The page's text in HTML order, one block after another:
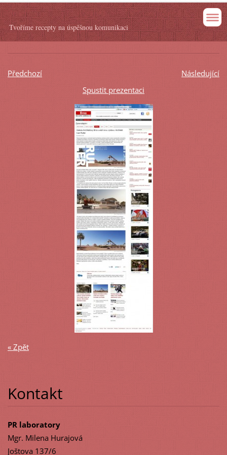
Tvoříme recepty na úspěšnou komunikaci
Předchozí
Následující
Spustit prezentaci
« Zpět
Kontakt
PR laboratory
Mgr. Milena Hurajová
Joštova 137/6